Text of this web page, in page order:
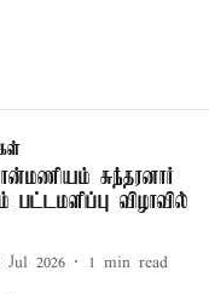
சுந்தரனார்
விழாவில்
Jul 2026 1 min read